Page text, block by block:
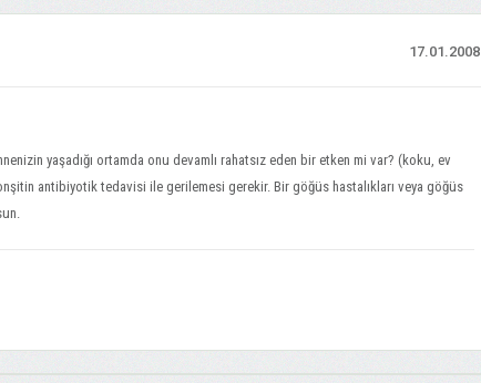
17.01.2008
yaşadığı ortamda onu devamlı rahatsız eden bir etken mi var? (koku, ev
antibiyotik tedavisi ile gerilemesi gerekir. Bir göğüs hastalıkları veya göğüs